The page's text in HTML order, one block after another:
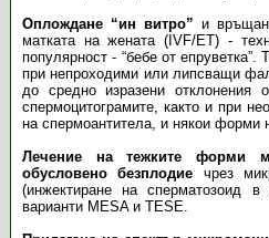
Оплождане “ин витро” и
матката на жената (IVF/ET) -
популярност - “бебе от епруветка”.
при непроходими или липсващи
до средно изразени отклонения
спермоцитограмите, както и при
на спермоантитела, и някои форми
Лечение на тежките форми
обусловено безплодие чрез
(инжектиране на сперматозоид
варианти MESA и TESE.